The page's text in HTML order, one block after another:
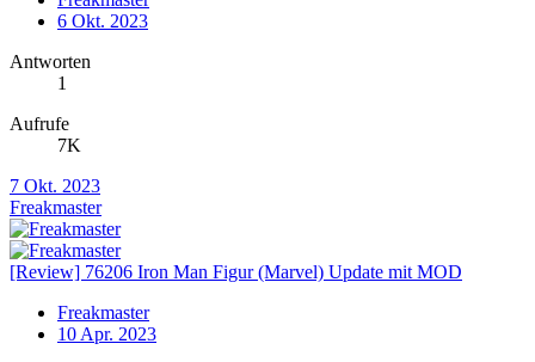
6 Okt. 2023
Antworten
1
Aufrufe
7K
7 Okt. 2023
Freakmaster
[Review] 76206 Iron Man Figur (Marvel) Update mit MOD
Freakmaster
10 Apr. 2023